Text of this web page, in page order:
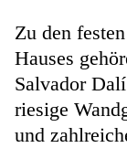
Zu den
Hauses
Salvador
riesige
und